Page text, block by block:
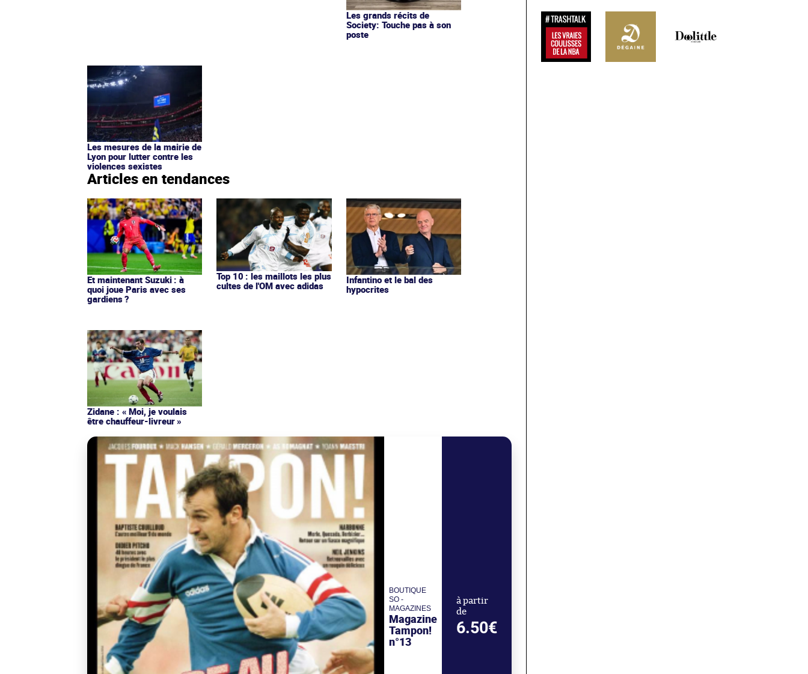
Les grands récits de
Society: Touche pas à son
poste
Les mesures de la mairie de
Lyon pour lutter contre les
violences sexistes
Articles en tendances
Et maintenant Suzuki : à
quoi joue Paris avec ses
gardiens ?
Top 10 : les maillots les plus
cultes de l'OM avec adidas
Infantino et le bal des
hypocrites
Zidane : « Moi, je voulais
être chauffeur-livreur »
BOUTIQUE
SO -
MAGAZINES
Magazine
Tampon!
n°13
à partir
de
6.50€